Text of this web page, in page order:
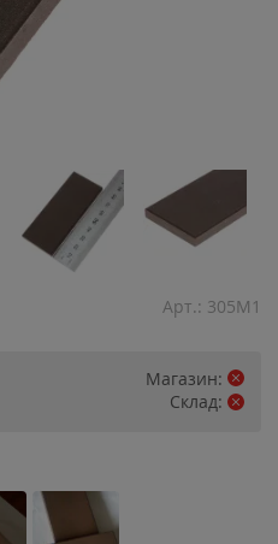
Арт.: 305M1
Магазин:
Склад: